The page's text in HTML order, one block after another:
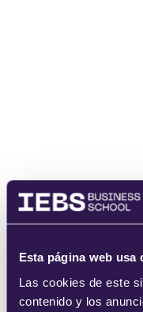
Esta página web usa
Las cookies de este
contenido y los
Nombre
Email